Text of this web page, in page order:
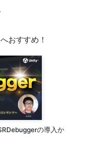
おすすめ！
の導入か